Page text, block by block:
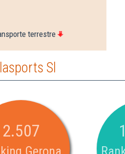
terrestre
Sl
2.507
Gerona